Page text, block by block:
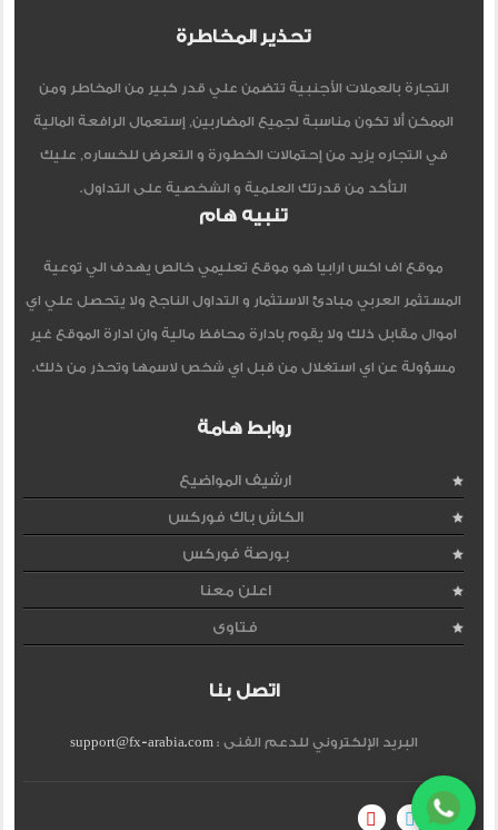
تحذير المخاطرة
التجارة بالعملات الأجنبية تتضمن علي قدر كبير من المخاطر ومن
الممكن ألا تكون مناسبة لجميع المضاربين, إستعمال الرافعة المالية
في التجاره يزيد من إحتمالات الخطورة و التعرض للخساره, عليك
التأكد من قدرتك العلمية و الشخصية على التداول.
تنبيه هام
موقع اف اكس ارابيا هو موقع تعليمي خالص يهدف الي توعية
المستثمر العربي مبادئ الاستثمار و التداول الناجح ولا يتحصل علي اي
اموال مقابل ذلك ولا يقوم بادارة محافظ مالية وان ادارة الموقع غير
مسؤولة عن اي استغلال من قبل اي شخص لاسمها وتحذر من ذلك.
روابط هامة
ارشيف المواضيع
الكاش باك فوركس
بورصة فوركس
اعلن معنا
فتاوى
اتصل بنا
البريد الإلكتروني للدعم الفنى :support@fx-arabia.com